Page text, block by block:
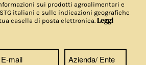
sui prodotti agroalimentari e
italiani e sulle indicazioni geografiche
casella di posta elettronica.Leggi